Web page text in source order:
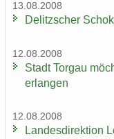
13.08.2008
De­litz­scher
12.08.2008
Stadt Tor­gau
er­lan­gen
12.08.2008
Lan­des­di­rek­ti­on